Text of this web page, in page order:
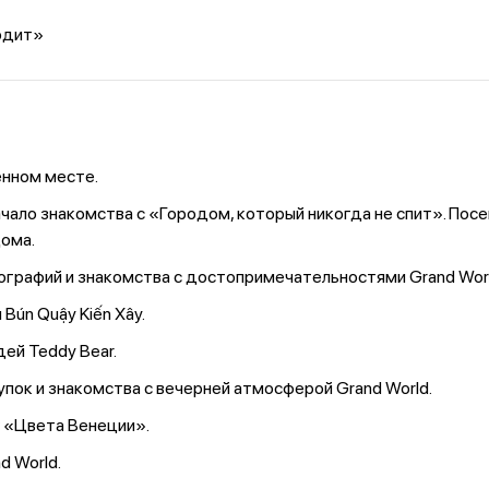
месте.
знакомства с «Городом, который никогда не спит».
и знакомства с достопримечательностями Grand
Quậy Kiến Xây.
Teddy Bear.
и знакомства с вечерней атмосферой Grand World.
Венеции».
World.